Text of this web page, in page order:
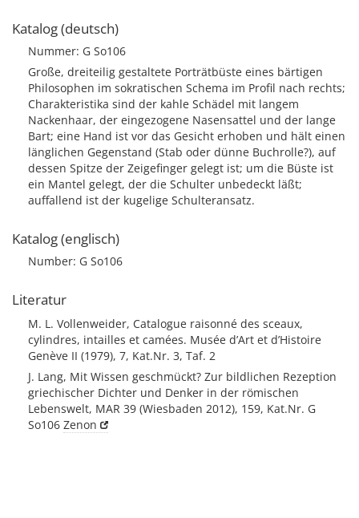
Katalog (deutsch)
Nummer: G So106
Große, dreiteilig gestaltete Porträtbüste eines bärtigen
Philosophen im sokratischen Schema im Profil nach rechts;
Charakteristika sind der kahle Schädel mit langem
Nackenhaar, der eingezogene Nasensattel und der lange
Bart; eine Hand ist vor das Gesicht erhoben und hält einen
länglichen Gegenstand (Stab oder dünne Buchrolle?), auf
dessen Spitze der Zeigefinger gelegt ist; um die Büste ist
ein Mantel gelegt, der die Schulter unbedeckt läßt;
auffallend ist der kugelige Schulteransatz.
Katalog (englisch)
Number: G So106
Literatur
M. L. Vollenweider, Catalogue raisonné des sceaux,
cylindres, intailles et camées. Musée d’Art et d’Histoire
Genève II (1979), 7, Kat.Nr. 3, Taf. 2
J. Lang, Mit Wissen geschmückt? Zur bildlichen Rezeption
griechischer Dichter und Denker in der römischen
Lebenswelt, MAR 39 (Wiesbaden 2012), 159, Kat.Nr. G
So106 Zenon